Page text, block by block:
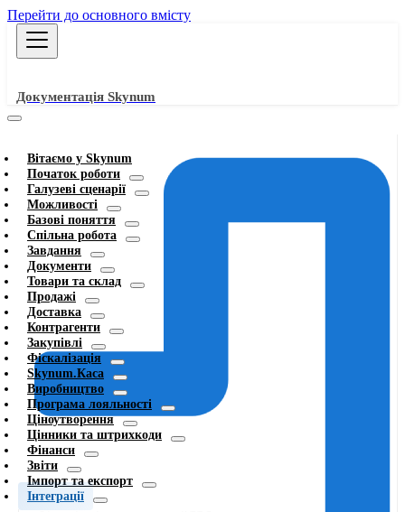
Перейти до основного вмісту
Документація Skynum
Вітаємо у Skynum
Початок роботи
Галузеві сценарії
Можливості
Базові поняття
Спільна робота
Завдання
Документи
Товари та склад
Продажі
Доставка
Контрагенти
Закупівлі
Фіскалізація
Skynum.Каса
Виробництво
Програма лояльності
Ціноутворення
Цінники та штрихкоди
Фінанси
Звіти
Імпорт та експорт
Інтеграції